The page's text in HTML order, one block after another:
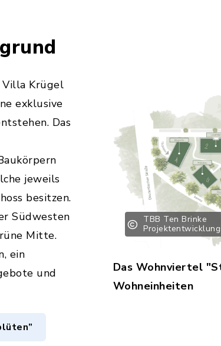
TBB Ten Brinke
Das Wohnviertel
Wohneinheiten
Villa Krügel
exklusive
Das
jeweils
besitzen.
Südwesten
Mitte.
ein
und